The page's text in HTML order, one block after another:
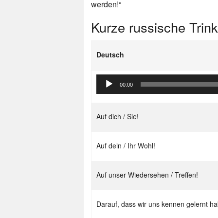
werden!“
Kurze russische
Deutsch
Audio-
Player
00:00
Auf dich / Sie!
Auf dein / Ihr Wohl!
Auf unser Wiedersehen / Treffen!
Darauf, dass wir uns kennen gelernt